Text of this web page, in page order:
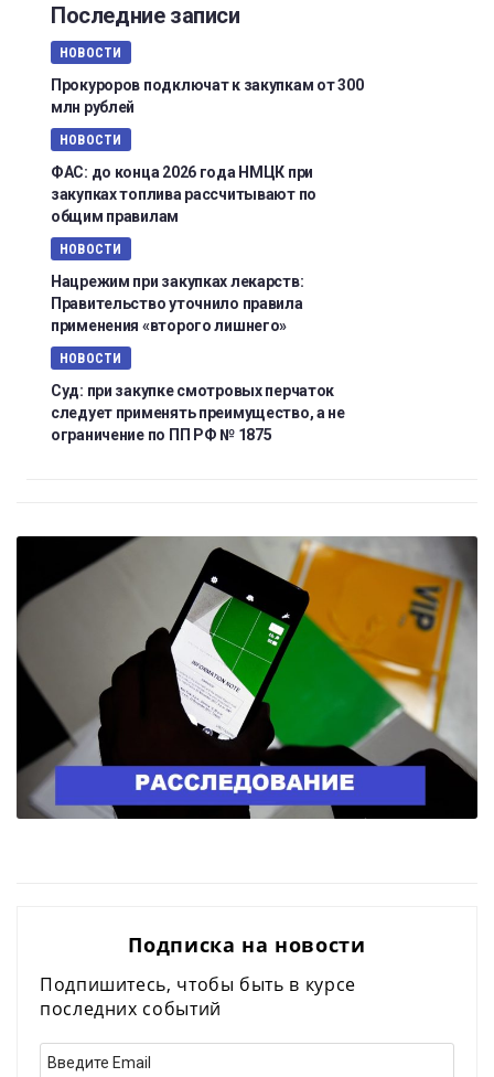
Последние записи
НОВОСТИ
Прокуроров подключат к закупкам от 300
млн рублей
НОВОСТИ
ФАС: до конца 2026 года НМЦК при
закупках топлива рассчитывают по
общим правилам
НОВОСТИ
Нацрежим при закупках лекарств:
Правительство уточнило правила
применения «второго лишнего»
НОВОСТИ
Суд: при закупке смотровых перчаток
следует применять преимущество, а не
ограничение по ПП РФ № 1875
Подписка на новости
Подпишитесь, чтобы быть в курсе
последних событий